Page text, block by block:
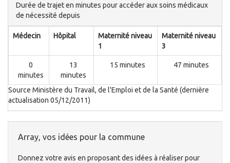
Durée de trajet en minutes pour accéder aux soins médicaux
de nécessité depuis
Médecin Hôpital
Maternité niveau
1
Maternité niveau
3
0
minutes
13
minutes
15 minutes 47 minutes
Source Ministère du Travail, de l'Emploi et de la Santé (dernière
actualisation 05/12/2011)
Array, vos idées pour la commune
Donnez votre avis en proposant des idées à réaliser pour